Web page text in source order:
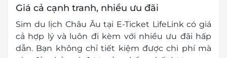
Giá cả cạnh tranh, nhiều ưu đãi
Sim du lịch Châu Âu tại E-Ticket LifeLink có giá
cả hợp lý và luôn đi kèm với nhiều ưu đãi hấp
dẫn. Bạn không chỉ tiết kiệm được chi phí mà